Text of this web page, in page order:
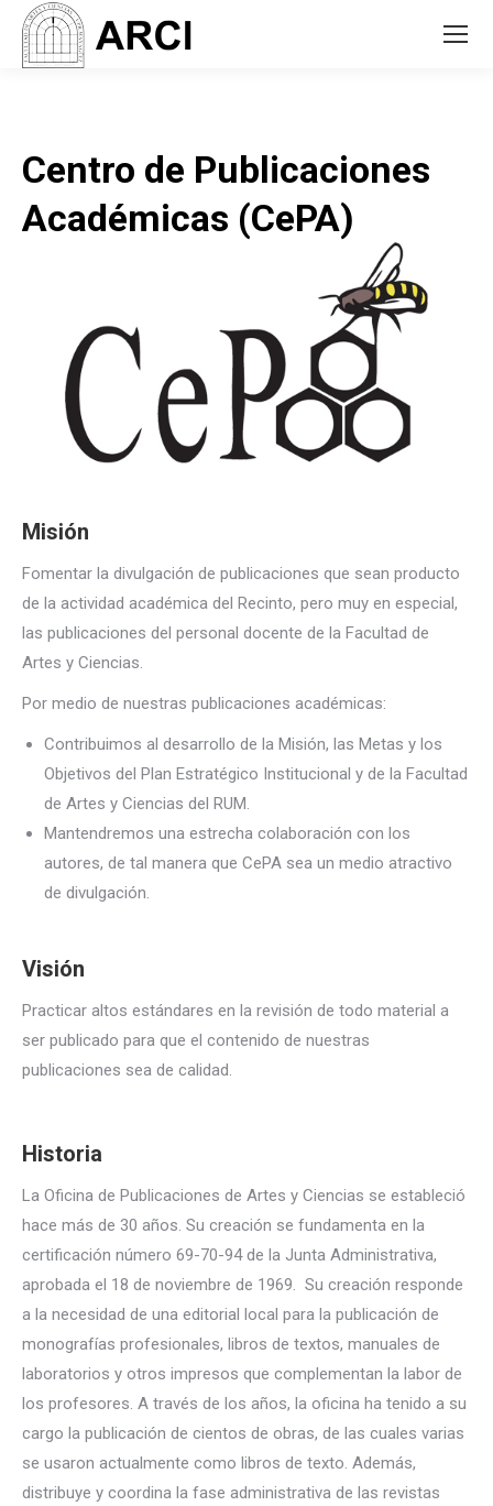
Centro de Publicaciones
Académicas (CePA)
Misión
Fomentar la divulgación de publicaciones que sean producto
de la actividad académica del Recinto, pero muy en especial,
las publicaciones del personal docente de la Facultad de
Artes y Ciencias.
Por medio de nuestras publicaciones académicas:
Contribuimos al desarrollo de la Misión, las Metas y los
Objetivos del Plan Estratégico Institucional y de la Facultad
de Artes y Ciencias del RUM.
Mantendremos una estrecha colaboración con los
autores, de tal manera que CePA sea un medio atractivo
de divulgación.
Visión
Practicar altos estándares en la revisión de todo material a
ser publicado para que el contenido de nuestras
publicaciones sea de calidad.
Historia
La Oficina de Publicaciones de Artes y Ciencias se estableció
hace más de 30 años. Su creación se fundamenta en la
certificación número 69-70-94 de la Junta Administrativa,
aprobada el 18 de noviembre de 1969. Su creación responde
a la necesidad de una editorial local para la publicación de
monografías profesionales, libros de textos, manuales de
laboratorios y otros impresos que complementan la labor de
los profesores. A través de los años, la oficina ha tenido a su
cargo la publicación de cientos de obras, de las cuales varias
se usaron actualmente como libros de texto. Además,
distribuye y coordina la fase administrativa de las revistas